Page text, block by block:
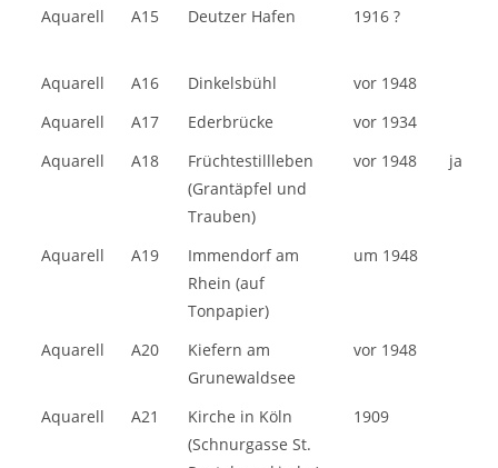
Aquarell A15 Deutzer Hafen 1916 ?
Aquarell A16 Dinkelsbühl
vor 1948
Aquarell
A17 Ederbrücke
vor 1934
Aquarell
A18
Früchtestillleben
(Grantäpfel und
Trauben)
vor 1948 ja
Aquarell A19
Immendorf am
Rhein (auf
Tonpapier)
um 1948
Aquarell A20
Kiefern am
Grunewaldsee
vor 1948
Aquarell A21
Kirche in Köln
(Schnurgasse St.
1909